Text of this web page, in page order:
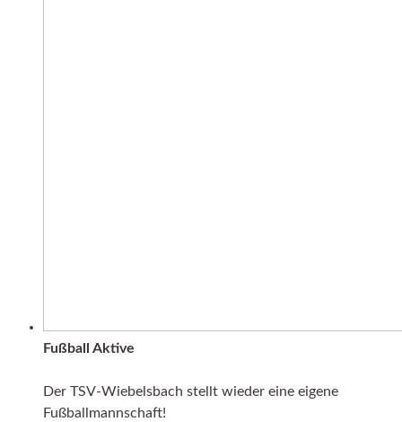
Fußball Aktive
Der TSV-Wiebelsbach stellt wieder eine eigene
Fußballmannschaft!